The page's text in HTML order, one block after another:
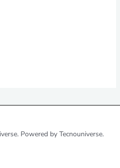
Powered by Tecnouniverse.